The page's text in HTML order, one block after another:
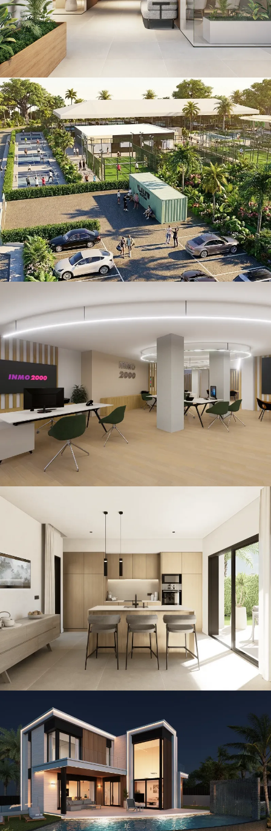
Villamartín Sport Center
RETAIL
Inmo 2000
CONSTRUCCIÓN / RETAIL
CONSTRUCCIÓN / THE ISLAND / VILLAS
Infinity · Island
CONSTRUCCIÓN / THE ISLAND / VILLAS